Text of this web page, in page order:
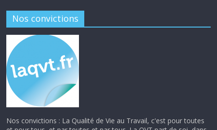
Nos convictions
Nos convictions : La Qualité de Vie au Travail, c'est pour toutes